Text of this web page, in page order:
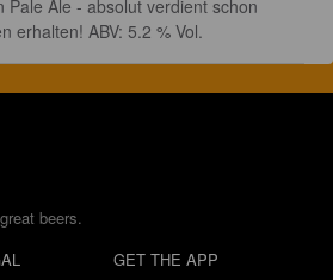
Pale Ale - absolut verdient schon
erhalten! ABV: 5.2 % Vol.
beers.
GET THE APP